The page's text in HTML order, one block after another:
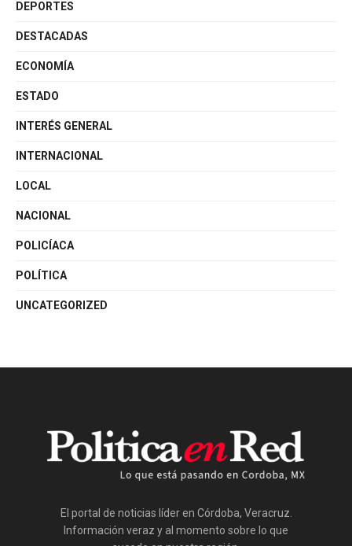
DEPORTES
DESTACADAS
ECONOMÍA
ESTADO
INTERÉS GENERAL
INTERNACIONAL
LOCAL
NACIONAL
POLICÍACA
POLÍTICA
UNCATEGORIZED
El portal de noticias líder en Córdoba, Veracruz.
Información veraz y al momento sobre lo que